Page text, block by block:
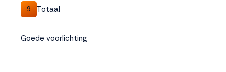
9 Totaal
Goede voorlichting